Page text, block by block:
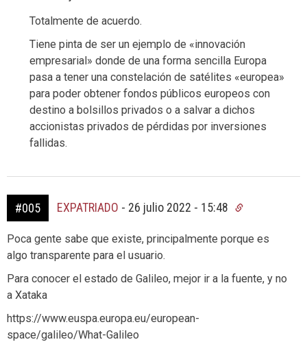
Totalmente de acuerdo.
Tiene pinta de ser un ejemplo de «innovación
empresarial» donde de una forma sencilla Europa
pasa a tener una constelación de satélites «europea»
para poder obtener fondos públicos europeos con
destino a bolsillos privados o a salvar a dichos
accionistas privados de pérdidas por inversiones
fallidas.
#005 EXPATRIADO - 26 julio 2022 - 15:48
Poca gente sabe que existe, principalmente porque es
algo transparente para el usuario.
Para conocer el estado de Galileo, mejor ir a la fuente, y no
a Xataka
https://www.euspa.europa.eu/european-
space/galileo/What-Galileo